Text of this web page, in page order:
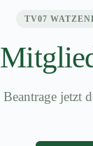
TV07
Beantrage jetzt